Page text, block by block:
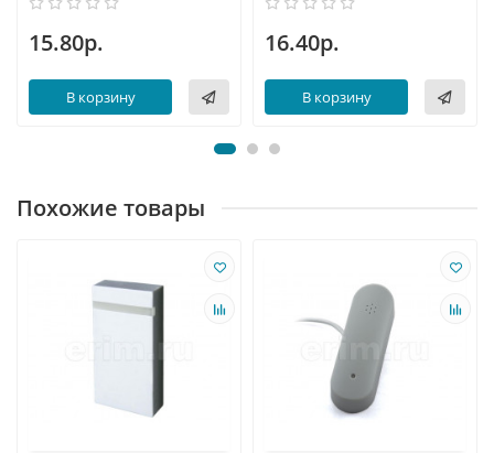
15.80р.
В корзину
16.40р.
В корзину
Похожие товары